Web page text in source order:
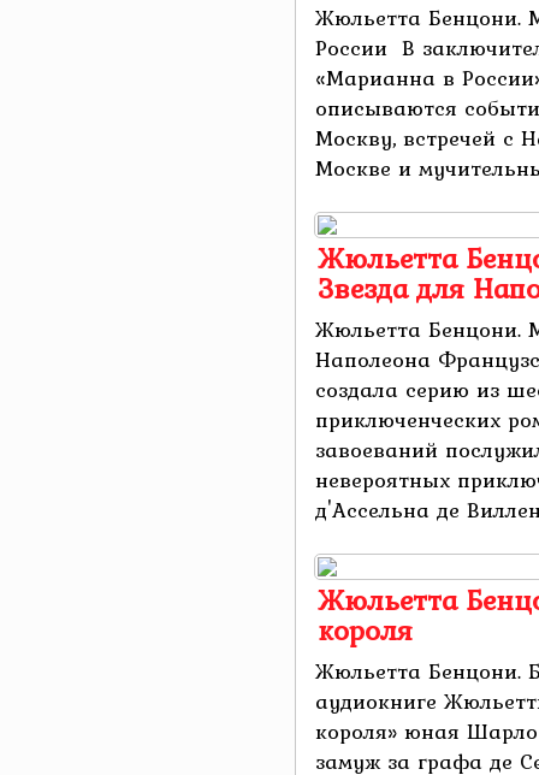
Жюльетта Бенцони.
России В
«Марианна в
описываются
Москву, встречей с
Москве и
Жюльетта
Звезда для
Жюльетта Бенцони.
Наполеона
создала серию из
приключенческих
завоеваний
невероятных
д'Ассельна де
Жюльетта
короля
Жюльетта Бенцони.
аудиокниге
короля» юная
замуж за графа де